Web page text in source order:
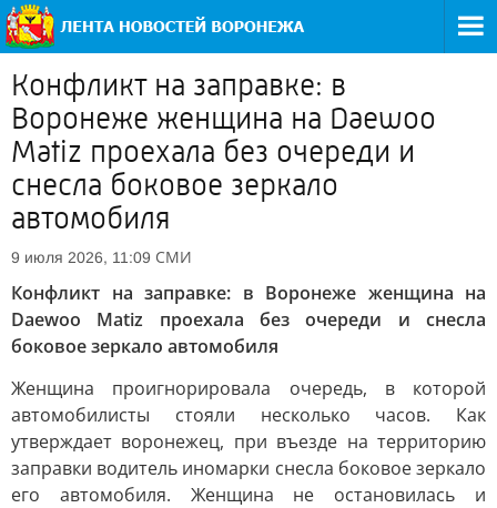
Конфликт на заправке: в
Воронеже женщина на Daewoo
Matiz проехала без очереди и
снесла боковое зеркало
автомобиля
9 июля 2026, 11:09 СМИ
Конфликт на заправке: в Воронеже женщина на
Daewoo Matiz проехала без очереди и снесла
боковое зеркало автомобиля
Женщина проигнорировала очередь, в которой
автомобилисты стояли несколько часов. Как
утверждает воронежец, при въезде на территорию
заправки водитель иномарки снесла боковое зеркало
его автомобиля. Женщина не остановилась и